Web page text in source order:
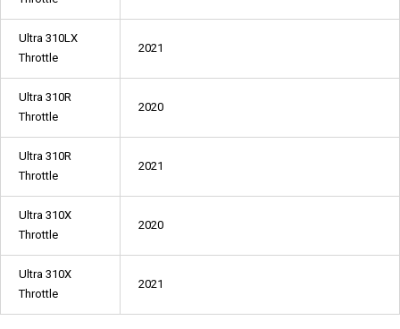
Ultra 310LX
Throttle
2021
Ultra 310R
Throttle
2020
Ultra 310R
Throttle
2021
Ultra 310X
Throttle
2020
Ultra 310X
Throttle
2021